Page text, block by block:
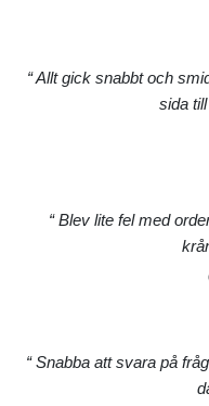
Allt gick snabbt och
sida
Blev lite fel med
Snabba att svara på